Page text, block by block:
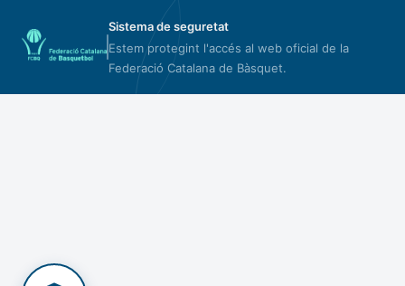
Sistema de seguretat
Estem protegint l'accés al web oficial de la
Federació Catalana de Bàsquet.